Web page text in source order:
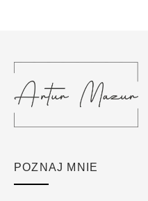
POZNAJ MNIE